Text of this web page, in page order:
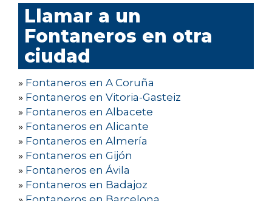
Llamar a un
Fontaneros en otra
ciudad
» Fontaneros en A Coruña
» Fontaneros en Vitoria-Gasteiz
» Fontaneros en Albacete
» Fontaneros en Alicante
» Fontaneros en Almería
» Fontaneros en Gijón
» Fontaneros en Ávila
» Fontaneros en Badajoz